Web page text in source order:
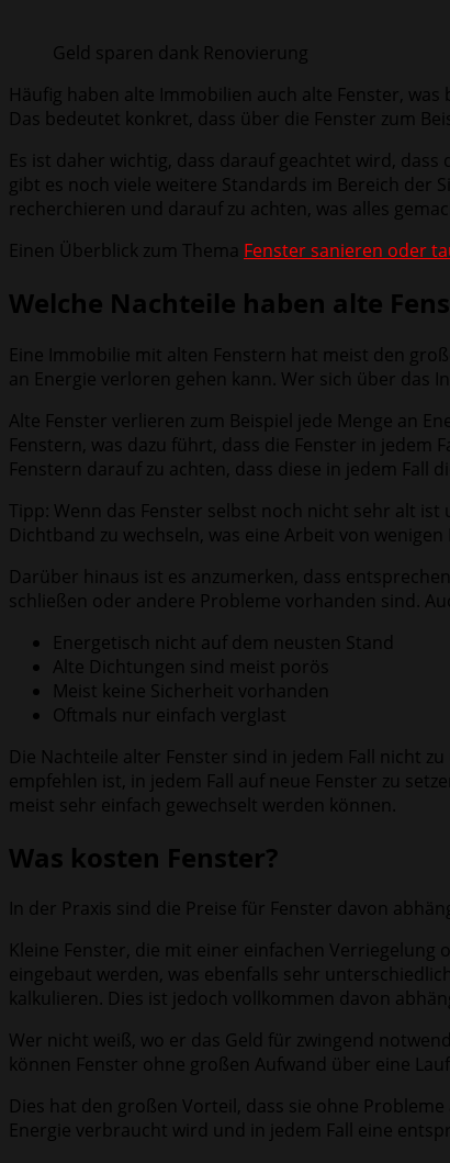
Geld sparen dank Renovierung
Häufig haben alte Immobilien auch alte Fenster,
Das bedeutet konkret, dass über die Fenster zum
Es ist daher wichtig, dass darauf geachtet wird,
gibt es noch viele weitere Standards im Bereich der
recherchieren und darauf zu achten, was alles
Einen Überblick zum Thema Fenster sanieren oder
Welche Nachteile haben alte
Eine Immobilie mit alten Fenstern hat meist den
an Energie verloren gehen kann. Wer sich über das
Alte Fenster verlieren zum Beispiel jede Menge an
Fenstern, was dazu führt, dass die Fenster in
Fenstern darauf zu achten, dass diese in jedem Fall
Tipp: Wenn das Fenster selbst noch nicht sehr alt
Dichtband zu wechseln, was eine Arbeit von
Darüber hinaus ist es anzumerken, dass
schließen oder andere Probleme vorhanden sind.
Energetisch nicht auf dem neusten Stand
Alte Dichtungen sind meist porös
Meist keine Sicherheit vorhanden
Oftmals nur einfach verglast
Die Nachteile alter Fenster sind in jedem Fall nicht
empfehlen ist, in jedem Fall auf neue Fenster zu
meist sehr einfach gewechselt werden können.
Was kosten Fenster?
In der Praxis sind die Preise für Fenster davon
Kleine Fenster, die mit einer einfachen
eingebaut werden, was ebenfalls sehr
kalkulieren. Dies ist jedoch vollkommen davon
Wer nicht weiß, wo er das Geld für zwingend
können Fenster ohne großen Aufwand über eine
Dies hat den großen Vorteil, dass sie ohne
Energie verbraucht wird und in jedem Fall eine